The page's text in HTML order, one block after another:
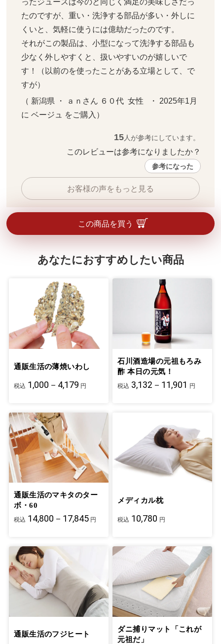
たのですが、重い・洗浄する部品が多い・外しに
くいと、気軽に使うには億劫だったのです。
それがこの製品は、小型になって洗浄する部品も
少なく外しやすくと、扱いやすいのが嬉しいで
す！（以前のを使ったことがある立場として、で
すが）
（ 新潟県 ・ ａｎさん ６０代  女性   ・ 2025年1月
に ベージュ をご購入）
15人が参考にしています。
このレビューは参考になりましたか？
参考になった
お客様の声をもっと見る
この商品を買う
あなたにおすすめしたい商品
通販生活の薄焼いわし
税込 1,000－4,179 円
石川酒造場の元祖もろみ
酢 本日の元気！
税込 3,132－11,901 円
通販生活のマキタのター
ボ・60
税込 14,800－17,845 円
メディカル枕
税込 10,780 円
通販生活のフジヒート
ダニ捕りマット「これが
元祖だ」